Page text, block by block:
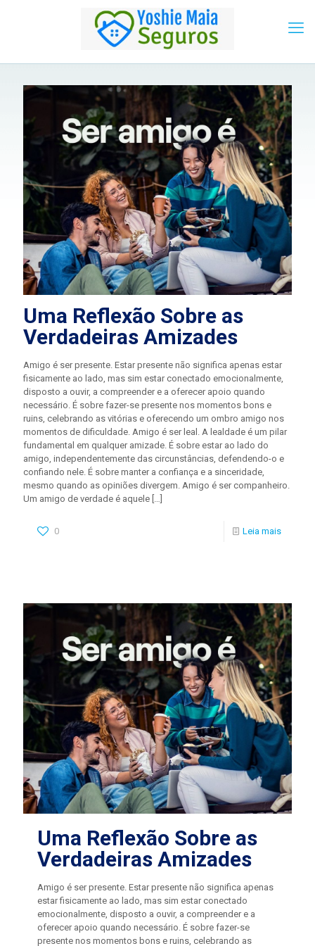
Uma Reflexão Sobre as
Verdadeiras Amizades
Amigo é ser presente. Estar presente não significa apenas estar
fisicamente ao lado, mas sim estar conectado emocionalmente,
disposto a ouvir, a compreender e a oferecer apoio quando
necessário. É sobre fazer-se presente nos momentos bons e
ruins, celebrando as vitórias e oferecendo um ombro amigo nos
momentos de dificuldade. Amigo é ser leal. A lealdade é um pilar
fundamental em qualquer amizade. É sobre estar ao lado do
amigo, independentemente das circunstâncias, defendendo-o e
confiando nele. É sobre manter a confiança e a sinceridade,
mesmo quando as opiniões divergem. Amigo é ser companheiro.
Um amigo de verdade é aquele […]
0 Leia mais
Uma Reflexão Sobre as
Verdadeiras Amizades
Amigo é ser presente. Estar presente não significa apenas
estar fisicamente ao lado, mas sim estar conectado
emocionalmente, disposto a ouvir, a compreender e a
oferecer apoio quando necessário. É sobre fazer-se
presente nos momentos bons e ruins, celebrando as